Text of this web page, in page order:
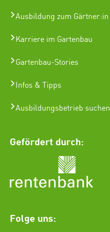
Ausbildung zum Gärtner:in
Karriere im Gartenbau
Gartenbau-Stories
Infos & Tipps
Ausbildungsbetrieb suchen
Gefördert durch:
Folge uns: